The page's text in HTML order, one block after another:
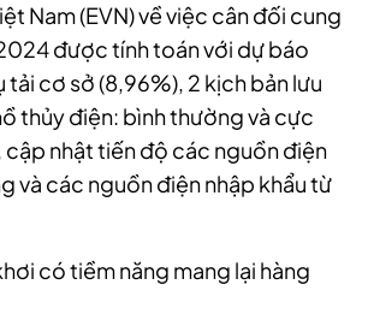
Nam (EVN) về việc cân đối cung
được tính toán với dự báo
cơ sở (8,96%), 2 kịch bản lưu
thủy điện: bình thường và cực
cập nhật tiến độ các nguồn điện
và các nguồn điện nhập khẩu từ
có tiềm năng mang lại hàng